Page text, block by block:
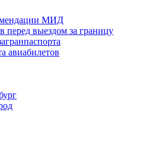
МИД
перед выездом за границу
авиабилетов